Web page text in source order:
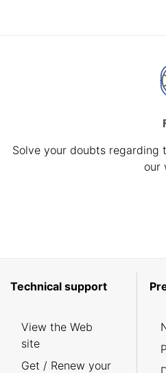
Solve your doubts regarding
our
Technical support
View the Web
site
Get / Renew your